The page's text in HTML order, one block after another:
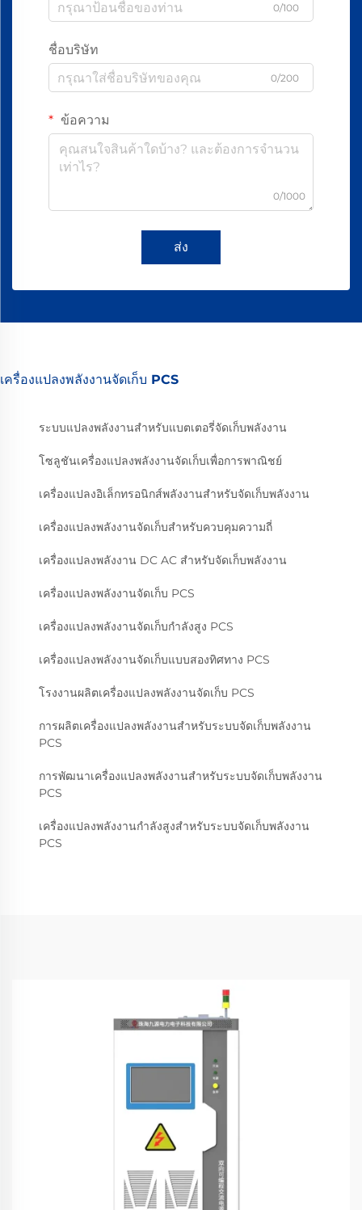
0/100
ชื่อบริษัท
0/200
ข้อความ
0/1000
ส่ง
เครื่องแปลงพลังงานจัดเก็บ PCS
ระบบแปลงพลังงานสำหรับแบตเตอรี่จัดเก็บพลังงาน
โซลูชันเครื่องแปลงพลังงานจัดเก็บเพื่อการพาณิชย์
เครื่องแปลงอิเล็กทรอนิกส์พลังงานสำหรับจัดเก็บพลังงาน
เครื่องแปลงพลังงานจัดเก็บสำหรับควบคุมความถี่
เครื่องแปลงพลังงาน DC AC สำหรับจัดเก็บพลังงาน
เครื่องแปลงพลังงานจัดเก็บ PCS
เครื่องแปลงพลังงานจัดเก็บกำลังสูง PCS
เครื่องแปลงพลังงานจัดเก็บแบบสองทิศทาง PCS
โรงงานผลิตเครื่องแปลงพลังงานจัดเก็บ PCS
การผลิตเครื่องแปลงพลังงานสำหรับระบบจัดเก็บพลังงาน
PCS
การพัฒนาเครื่องแปลงพลังงานสำหรับระบบจัดเก็บพลังงาน
PCS
เครื่องแปลงพลังงานกำลังสูงสำหรับระบบจัดเก็บพลังงาน
PCS